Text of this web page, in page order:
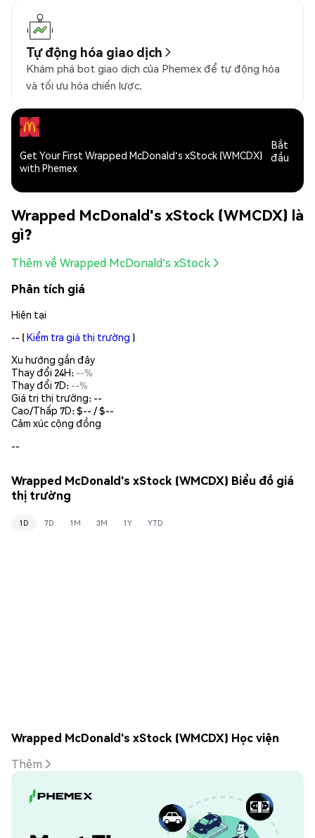
Tự động hóa giao dịch
Khám phá bot giao dịch của Phemex để tự động hóa
và tối ưu hóa chiến lược.
Get Your First Wrapped McDonald's xStock (WMCDX)
with Phemex
Bắt
đầu
Wrapped McDonald's xStock (WMCDX) là
gì?
Thêm về Wrapped McDonald's xStock
Phân tích giá
Hiện tại
-- (Kiểm tra giá thị trường )
Xu hướng gần đây
Thay đổi 24H: --%
Thay đổi 7D: --%
Giá trị thị trường: --
Cao/Thấp 7D: $-- / $--
Cảm xúc cộng đồng
--
Wrapped McDonald's xStock (WMCDX) Biểu đồ giá
thị trường
1D 7D 1M 3M 1Y YTD
Wrapped McDonald's xStock (WMCDX) Học viện
Thêm